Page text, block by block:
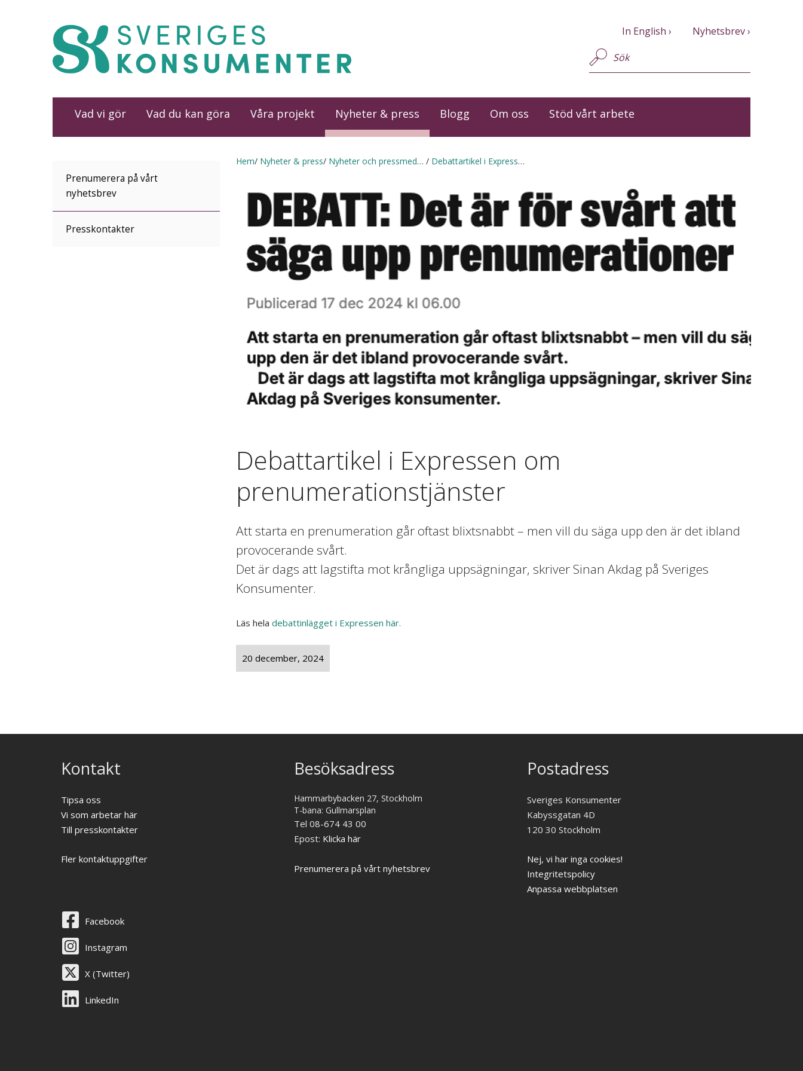
Vad vi gör Vad du kan göra Våra projekt Nyheter & press
Prenumerera på vårt
nyhetsbrev
Presskontakter
Blogg Om oss Stöd vårt arbete
In English Nyhetsbrev
Hem Nyheter & press Nyheter och pressmeddelanden Debattartikel i Expressen om prenumerationstjänster
Debattartikel i Expressen om
prenumerationstjänster
Att starta en prenumeration går oftast blixtsnabbt – men vill du säga upp den är det ibland
provocerande svårt.
Det är dags att lagstifta mot krångliga uppsägningar, skriver Sinan Akdag på Sveriges
Konsumenter.
Läs hela debattinlägget i Expressen här.
20 december, 2024
Kontakt
Tipsa oss
Vi som arbetar här
Till presskontakter
Fler kontaktuppgifter
Facebook
Instagram
X (Twitter)
LinkedIn
Besöksadress
Hammarbybacken 27, Stockholm
T-bana: Gullmarsplan
Tel 08-674 43 00
Epost: Klicka här
Prenumerera på vårt nyhetsbrev
Postadress
Sveriges Konsumenter
Kabyssgatan 4D
120 30 Stockholm
Nej, vi har inga cookies!
Integritetspolicy
Anpassa webbplatsen